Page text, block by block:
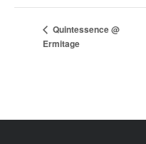
Quintessence @
Ermitage